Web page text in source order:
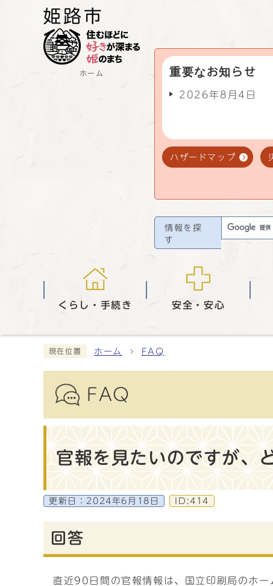
ホーム 重要なお知らせ
2026年8月4日
ハザードマップ
情報を探
す
くらし・手続き 安全・安心
現在位置 ホーム FAQ
FAQ
官報を見たいのですが、
更新日： 2024年6月18日 ID:414
回答
直近90日間の官報情報は、国立印刷局のホー